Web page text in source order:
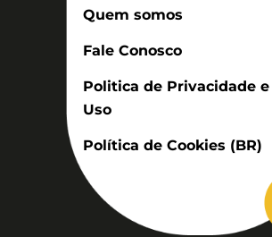
Quem somos
Fale Conosco
Politica de Privacidade e
Uso
Política de Cookies (BR)